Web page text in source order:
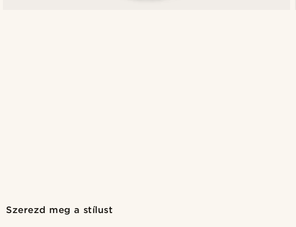
Szerezd meg a stílust